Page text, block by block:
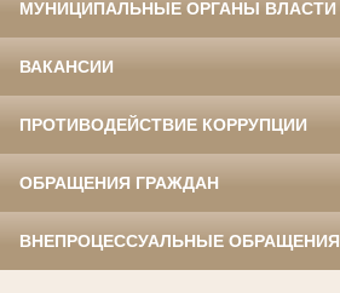
МУНИЦИПАЛЬНЫЕ ОРГАНЫ ВЛАСТИ
ВАКАНСИИ
ПРОТИВОДЕЙСТВИЕ КОРРУПЦИИ
ОБРАЩЕНИЯ ГРАЖДАН
ВНЕПРОЦЕССУАЛЬНЫЕ ОБРАЩЕНИЯ